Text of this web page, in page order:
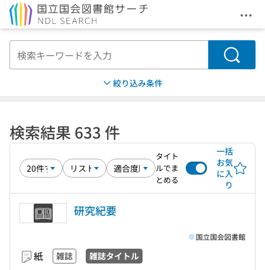
メ
検索
絞り込み条件
検索結果 633 件
タイト
ルでま
とめる
一括
お気
に入
り
研究紀要
紙 雑誌 雑誌タイトル
国立国会図書館